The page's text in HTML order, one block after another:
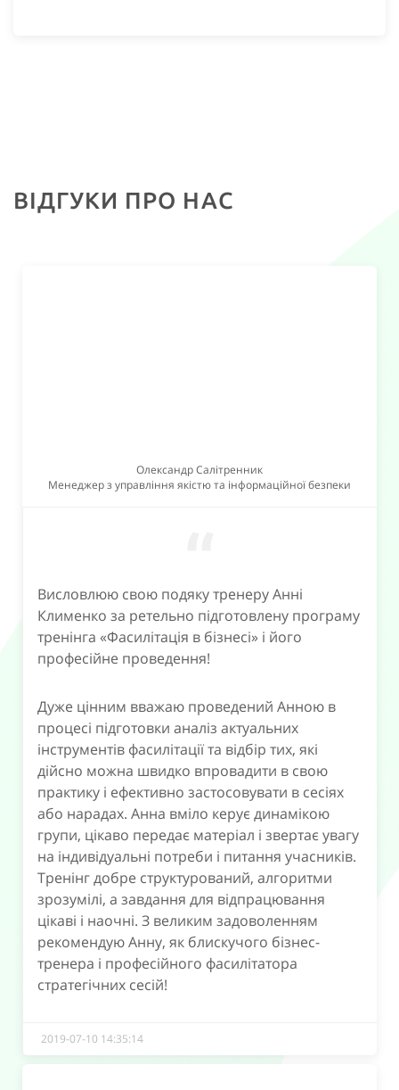
ВІДГУКИ ПРО НАС
Олександр Салітренник
Менеджер з управління якістю та інформаційної безпеки
Висловлюю свою подяку тренеру Анні
Клименко за ретельно підготовлену програму
тренінга «Фасилітація в бізнесі» і його
професійне проведення!
Дуже цінним вважаю проведений Анною в
процесі підготовки аналіз актуальних
інструментів фасилітації та відбір тих, які
дійсно можна швидко впровадити в свою
практику і ефективно застосовувати в сесіях
або нарадах. Анна вміло керує динамікою
групи, цікаво передає матеріал і звертає увагу
на індивідуальні потреби і питання учасників.
Тренінг добре структурований, алгоритми
зрозумілі, а завдання для відпрацювання
цікаві і наочні. З великим задоволенням
рекомендую Анну, як блискучого бізнес-
тренера і професійного фасилітатора
стратегічних сесій!
2019-07-10 14:35:14